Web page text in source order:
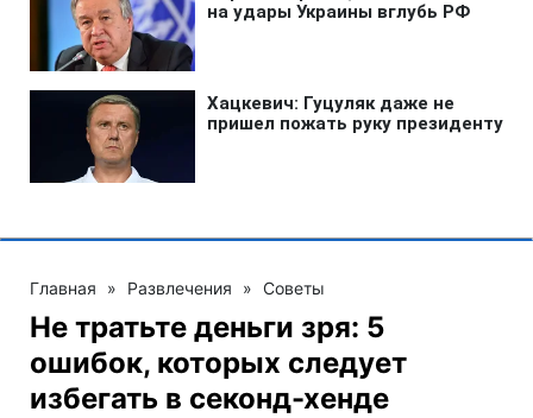
Главная » Развлечения » Советы
Не тратьте деньги зря: 5
ошибок, которых следует
избегать в секонд-хенде